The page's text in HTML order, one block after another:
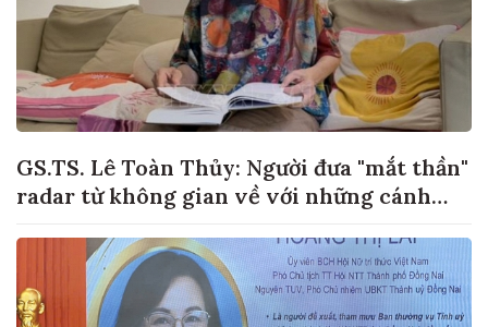
GS.TS. Lê Toàn Thủy: Người đưa "mắt thần"
radar từ không gian về với những cánh